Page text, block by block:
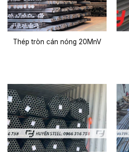
Thép tròn cán nóng 20MnV